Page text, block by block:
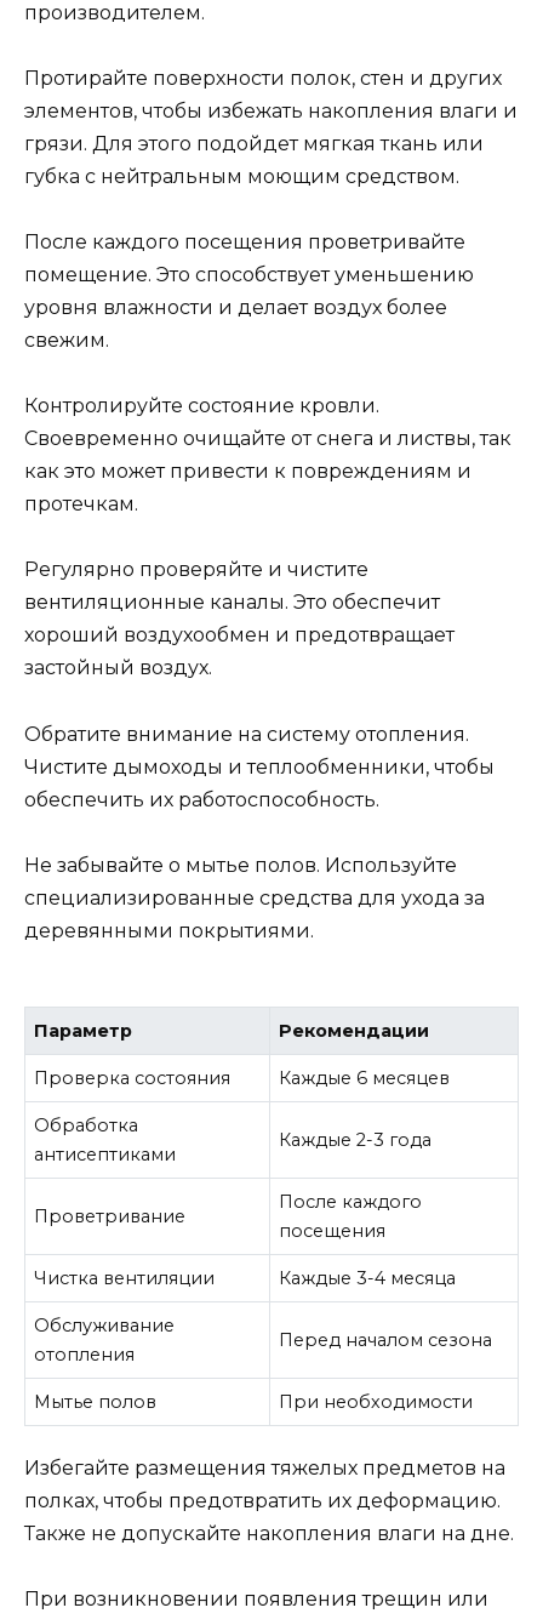
производителем.
Протирайте поверхности полок, стен и других
элементов, чтобы избежать накопления влаги и
грязи. Для этого подойдет мягкая ткань или
губка с нейтральным моющим средством.
После каждого посещения проветривайте
помещение. Это способствует уменьшению
уровня влажности и делает воздух более
свежим.
Контролируйте состояние кровли.
Своевременно очищайте от снега и листвы, так
как это может привести к повреждениям и
протечкам.
Регулярно проверяйте и чистите
вентиляционные каналы. Это обеспечит
хороший воздухообмен и предотвращает
застойный воздух.
Обратите внимание на систему отопления.
Чистите дымоходы и теплообменники, чтобы
обеспечить их работоспособность.
Не забывайте о мытье полов. Используйте
специализированные средства для ухода за
деревянными покрытиями.
Параметр Рекомендации
Проверка состояния Каждые 6 месяцев
Обработка
антисептиками
Каждые 2-3 года
Проветривание
После каждого
посещения
Чистка вентиляции Каждые 3-4 месяца
Обслуживание
отопления
Перед началом сезона
Мытье полов При необходимости
Избегайте размещения тяжелых предметов на
полках, чтобы предотвратить их деформацию.
Также не допускайте накопления влаги на дне.
При возникновении появления трещин или